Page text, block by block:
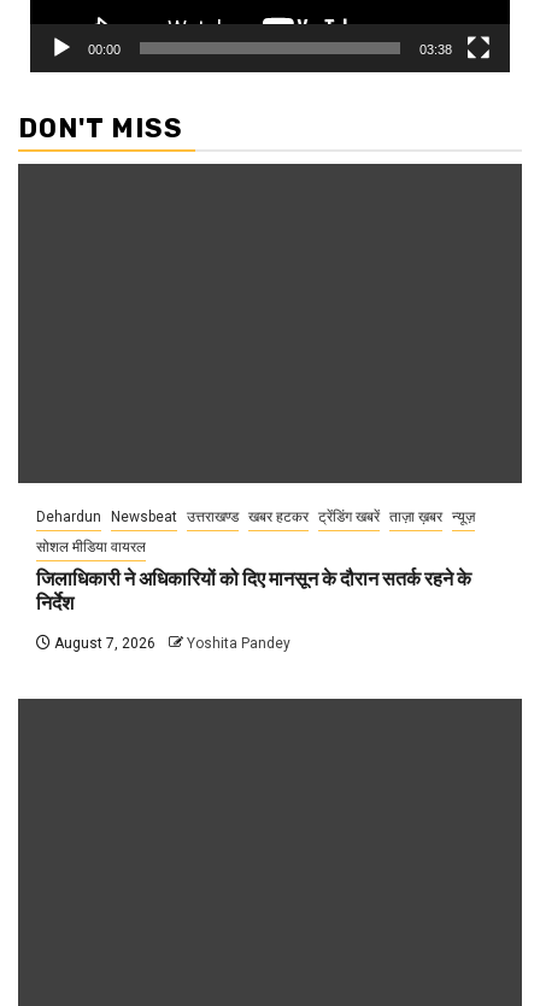
00:00 03:38
DON'T MISS
Dehardun Newsbeat उत्तराखण्ड खबर हटकर ट्रेंडिंग खबरें ताज़ा ख़बर न्यूज़
सोशल मीडिया वायरल
जिलाधिकारी ने अधिकारियों को दिए मानसून के दौरान सतर्क रहने के
निर्देश
August 7, 2026 Yoshita Pandey